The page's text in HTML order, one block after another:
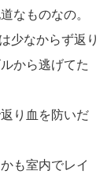
なものなの。
少なからず返り
から逃げてた
り血を防いだ
も室内でレイ